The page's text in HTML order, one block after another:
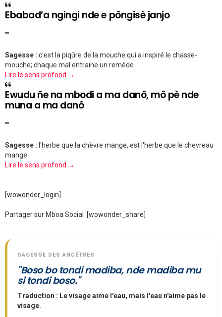
Ebabad’a ngingi nde e pôngisè janjo
""
Sagesse : c'est la piqûre de la mouche qui a inspiré le chasse-
mouche; chaque mal entraine un remède
Lire le sens profond →
Ewudu ñe na mbodi a ma danô, mô pè nde
muna a ma danô
""
Sagesse : l'herbe que la chèvre mange, est l'herbe que le chevreau
mange
Lire le sens profond →
[wowonder_login]
Partager sur Mboa Social :[wowonder_share]
SAGESSE DES ANCÊTRES
"Boso bo tondi madiba, nde madiba mu
si tondi boso."
Traduction : Le visage aime l'eau, mais l'eau n'aime pas le
visage.